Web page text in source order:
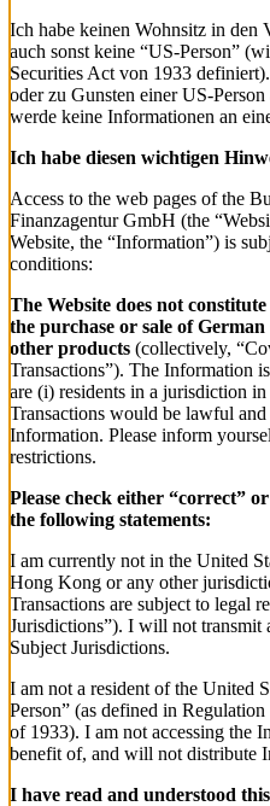
Ich habe keinen Wohnsitz in den
auch sonst keine “US-Person”
Securities Act von 1933
oder zu Gunsten einer US-
werde keine Informationen an
Ich habe diesen wichtigen
Access to the web pages of the
Finanzagentur GmbH (the
Website, the “Information”) is
conditions:
The Website does not
the purchase or sale of
other products (collectively,
Transactions”). The Information
are (i) residents in a jurisdiction
Transactions would be lawful
Information. Please inform
restrictions.
Please check either “correct”
the following statements:
I am currently not in the United
Hong Kong or any other
Transactions are subject to legal
Jurisdictions”). I will not
Subject Jurisdictions.
I am not a resident of the United
Person” (as defined in
of 1933). I am not accessing the
benefit of, and will not distribute
I have read and understood